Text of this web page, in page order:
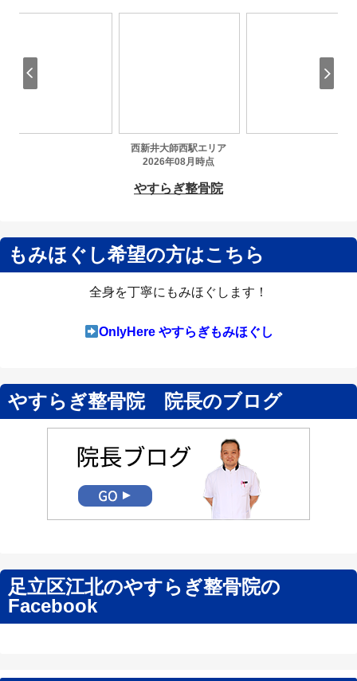
もみほぐし希望の方はこちら
全身を丁寧にもみほぐします！
OnlyHere やすらぎもみほぐし
やすらぎ整骨院 院長のブログ
足立区江北のやすらぎ整骨院の
Facebook